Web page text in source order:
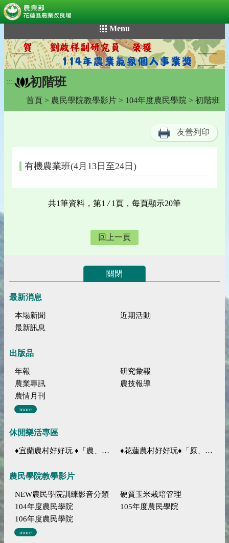
到
主
要
內
容
Menu
::: 初階班
首頁 > 農民學院教學影片 > 104年度農民學院 > 初階班
友善列印
有機農業班(4月13日至24日)
共1筆資料，第1 /1頁，每頁顯示20筆
回上一頁
關閉
最新消息
本場新聞
近期活動
最新訊息
出版品
年報
研究彙報
農業專訊
農技報導
農情月刊
more
休閒樂活專區
♦宜蘭農村好好玩 ♦「農、藝、山、水」四條遊程推薦 ♦花蓮農村好好玩♦「原、生、慢、活」四條遊程推薦
農民學院教學影片
NEW農民學院訓練影音分類
硬質玉米栽培管理
104年度農民學院
105年度農民學院
106年度農民學院
more